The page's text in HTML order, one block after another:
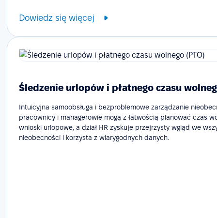
Dowiedz się więcej
Śledzenie urlopów i płatnego czasu
Intuicyjna samoobsługa i bezproblemowe zarządzanie
pracownicy i managerowie mogą z łatwością planować czas
wnioski urlopowe, a dział HR zyskuje przejrzysty wgląd we
nieobecności i korzysta z wiarygodnych danych.